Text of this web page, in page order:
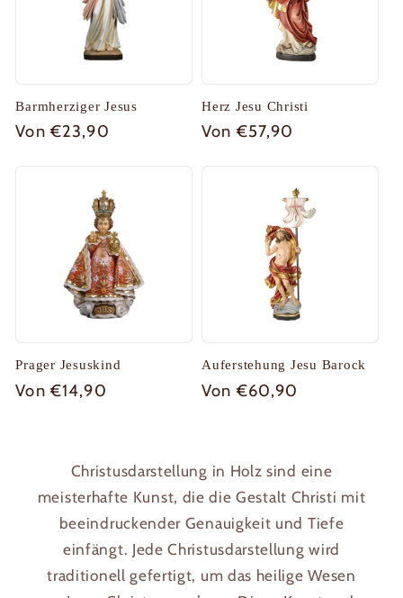
Barmherziger Jesus
Normaler
Von €23,90
Herz Jesu Christi
Normaler
Von €57,90
Prager Jesuskind
Normaler
Von €14,90
Auferstehung Jesu Barock
Normaler
Von €60,90
Christusdarstellung in Holz sind eine
meisterhafte Kunst, die die Gestalt Christi mit
beeindruckender Genauigkeit und Tiefe
einfängt. Jede Christusdarstellung wird
traditionell gefertigt, um das heilige Wesen